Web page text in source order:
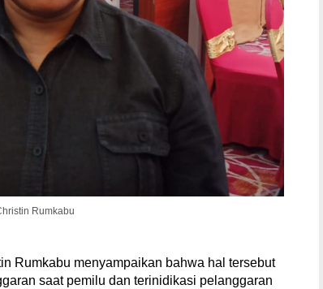
Rumkabu
Rumkabu menyampaikan bahwa hal tersebut
saat pemilu dan terinidikasi pelanggaran